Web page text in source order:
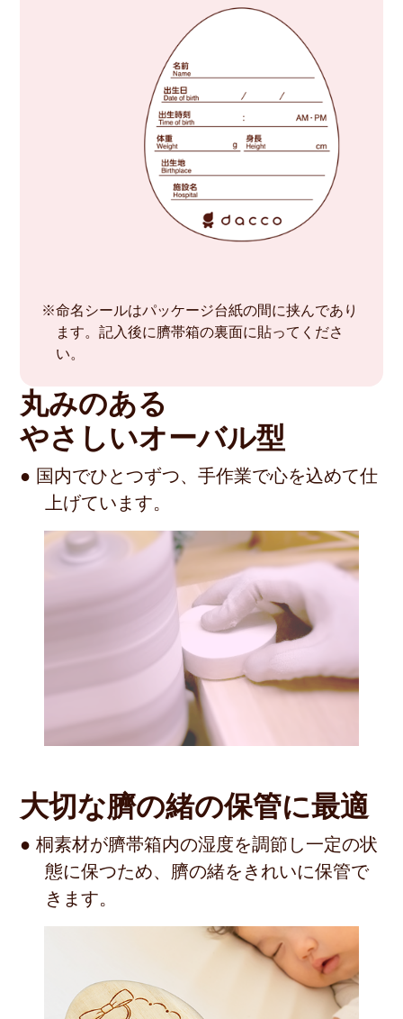
※命名シールはパッケージ台紙の間に挟んであり
ます。記入後に臍帯箱の裏面に貼ってくださ
い。
丸みのある
やさしいオーバル型
● 国内でひとつずつ、手作業で心を込めて仕
上げています。
大切な臍の緒の保管に最適
● 桐素材が臍帯箱内の湿度を調節し一定の状
態に保つため、臍の緒をきれいに保管で
きます。